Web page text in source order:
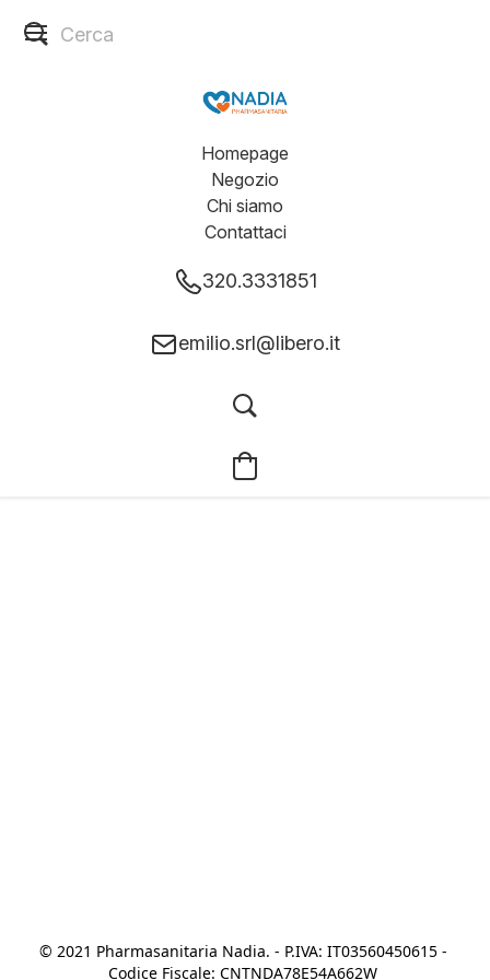
Homepage
Negozio
Chi siamo
Contattaci
320.3331851
emilio.srl@libero.it
© 2021 Pharmasanitaria Nadia. - P.IVA: IT03560450615 -
Codice Fiscale: CNTNDA78E54A662W